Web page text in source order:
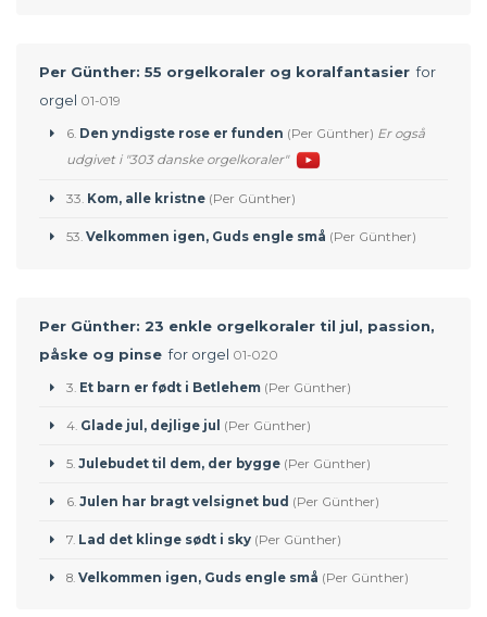
Per Günther: 55 orgelkoraler og koralfantasierfor
orgel 01-019
6. Den yndigste rose er funden (Per Günther) Er også
udgivet i "303 danske orgelkoraler"
33. Kom, alle kristne(Per Günther)
53. Velkommen igen, Guds engle små (Per Günther)
Per Günther: 23 enkle orgelkoraler til jul, passion,
påske og pinsefor orgel 01-020
3. Et barn er født i Betlehem(Per Günther)
4. Glade jul, dejlige jul (Per Günther)
5. Julebudet til dem, der bygge(Per Günther)
6. Julen har bragt velsignet bud (Per Günther)
7. Lad det klinge sødt i sky(Per Günther)
8. Velkommen igen, Guds engle små (Per Günther)